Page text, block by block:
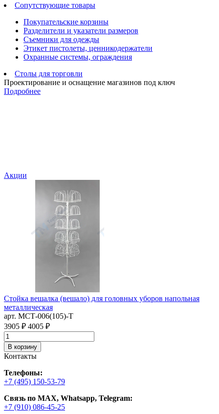
Сопутствующие товары
Покупательские корзины
Разделители и указатели размеров
Съемники для одежды
Этикет пистолеты, ценникодержатели
Охранные системы, ограждения
Столы для торговли
Проектирование и оснащение магазинов под ключ
Подробнее
Акции
Стойка вешалка (вешало) для головных уборов напольная
металлическая
арт. MСТ-006(105)-Т
3905 ₽ 4005 ₽
В корзину
Контакты
Телефоны:
+7 (495) 150-53-79
Связь по MAX, Whatsapp, Telegram:
+7 (910) 086-45-25